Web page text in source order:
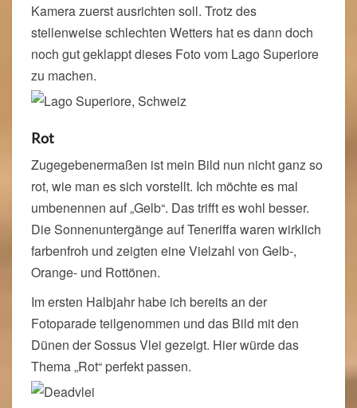
Kamera zuerst ausrichten soll. Trotz des
stellenweise schlechten Wetters hat es dann doch
noch gut geklappt dieses Foto vom Lago Superiore
zu machen.
Rot
Zugegebenermaßen ist mein Bild nun nicht ganz so
rot, wie man es sich vorstellt. Ich möchte es mal
umbenennen auf „Gelb“. Das trifft es wohl besser.
Die Sonnenuntergänge auf Teneriffa waren wirklich
farbenfroh und zeigten eine Vielzahl von Gelb-,
Orange- und Rottönen.
Im ersten Halbjahr habe ich bereits an der
Fotoparade teilgenommen und das Bild mit den
Dünen der Sossus Vlei gezeigt. Hier würde das
Thema „Rot“ perfekt passen.